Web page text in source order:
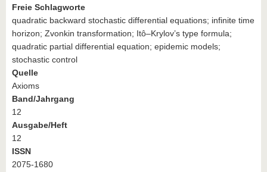
Freie Schlagworte
quadratic backward stochastic differential equations; infinite time
horizon; Zvonkin transformation; Itô–Krylov’s type formula;
quadratic partial differential equation; epidemic models;
stochastic control
Quelle
Axioms
Band/Jahrgang
12
Ausgabe/Heft
12
ISSN
2075-1680